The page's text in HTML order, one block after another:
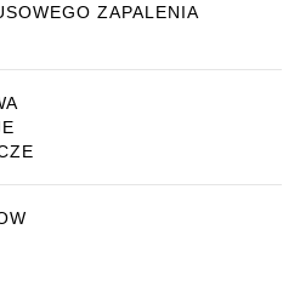
ZAPALENIA